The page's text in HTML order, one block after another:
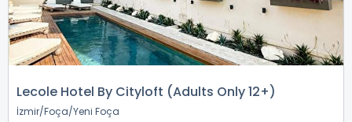
Lecole Hotel By Cityloft (Adults Only 12+)
İzmir Foça Yeni Foça